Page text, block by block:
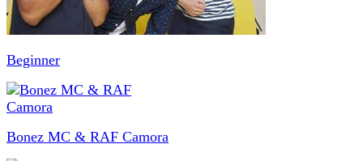
Beginner
Bonez MC & RAF Camora